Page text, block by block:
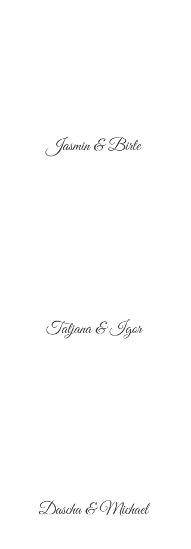
Jasmin & Birte
Tatjana & Igor
Dascha & Michael